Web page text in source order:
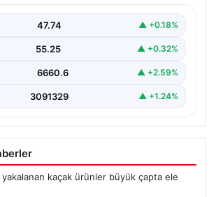
47.74 ▲ +0.18%
55.25 ▲ +0.32%
6660.6 ▲ +2.59%
3091329 ▲ +1.24%
yakalanan kaçak ürünler büyük çapta ele